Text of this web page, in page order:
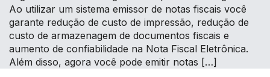
Ao utilizar um sistema emissor de notas fiscais você
garante redução de custo de impressão, redução de
custo de armazenagem de documentos fiscais e
aumento de confiabilidade na Nota Fiscal Eletrônica.
Além disso, agora você pode emitir notas […]